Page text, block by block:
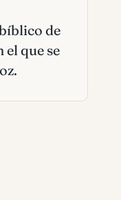
de
que se